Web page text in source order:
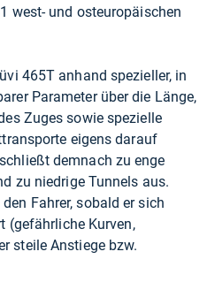
west- und osteuropäischen
465T anhand spezieller, in
Parameter über die Länge,
Zuges sowie spezielle
eigens darauf
demnach zu enge
zu niedrige Tunnels aus.
Fahrer, sobald er sich
(gefährliche Kurven,
steile Anstiege bzw.